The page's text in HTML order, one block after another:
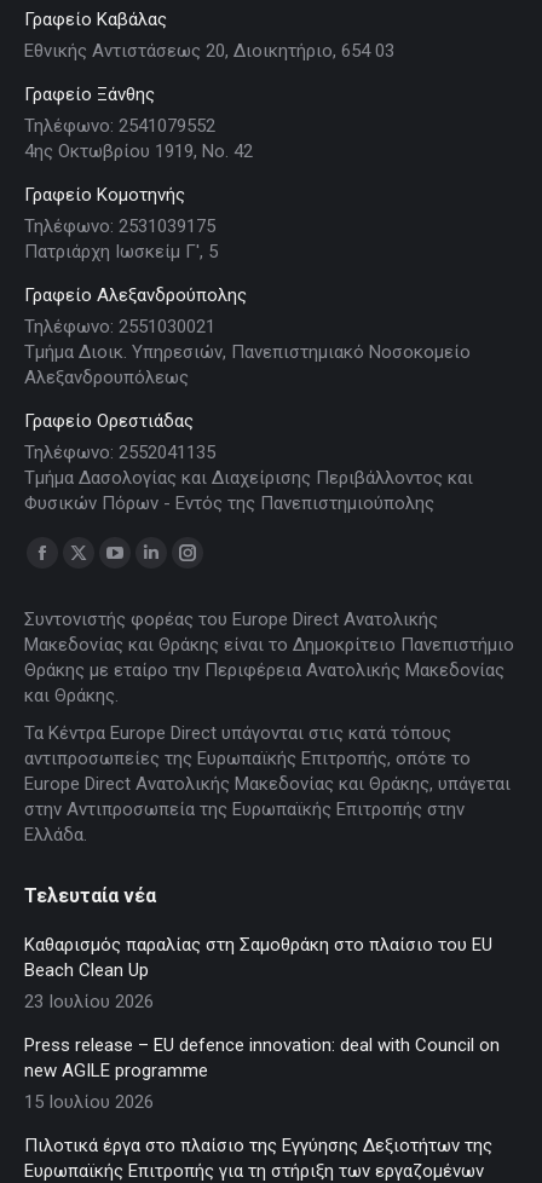
Γραφείο Καβάλας
Εθνικής Αντιστάσεως 20, Διοικητήριο, 654 03
Γραφείο Ξάνθης
Τηλέφωνο: 2541079552
4ης Οκτωβρίου 1919, Νο. 42
Γραφείο Κομοτηνής
Τηλέφωνο: 2531039175
Πατριάρχη Ιωσκείμ Γ', 5
Γραφείο Αλεξανδρούπολης
Τηλέφωνο: 2551030021
Τμήμα Διοικ. Υπηρεσιών, Πανεπιστημιακό Νοσοκομείο
Αλεξανδρουπόλεως
Γραφείο Ορεστιάδας
Τηλέφωνο: 2552041135
Τμήμα Δασολογίας και Διαχείρισης Περιβάλλοντος και
Φυσικών Πόρων - Εντός της Πανεπιστημιούπολης
Find us on:
Facebook
opens
in
new
window
X
opens
new
window
YouTube
opens
in
new
window
Linkedin
opens
window
Instagram
opens
window
Συντονιστής φορέας του Europe Direct Ανατολικής
Μακεδονίας και Θράκης είναι το Δημοκρίτειο Πανεπιστήμιο
Θράκης με εταίρο την Περιφέρεια Ανατολικής Μακεδονίας
και Θράκης.
Τα Κέντρα Europe Direct υπάγονται στις κατά τόπους
αντιπροσωπείες της Ευρωπαϊκής Επιτροπής, οπότε το
Europe Direct Ανατολικής Μακεδονίας και Θράκης, υπάγεται
στην Αντιπροσωπεία της Ευρωπαϊκής Επιτροπής στην
Ελλάδα.
Τελευταία νέα
Καθαρισμός παραλίας στη Σαμοθράκη στο πλαίσιο του EU
Beach Clean Up
23 Ιουλίου 2026
Press release – EU defence innovation: deal with Council on
new AGILE programme
15 Ιουλίου 2026
Πιλοτικά έργα στο πλαίσιο της Εγγύησης Δεξιοτήτων της
Ευρωπαϊκής Επιτροπής για τη στήριξη των εργαζομένων